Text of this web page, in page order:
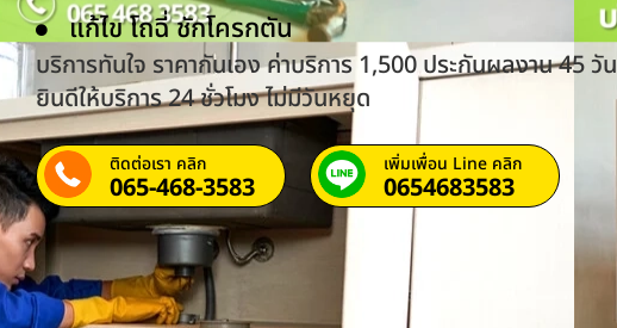
แก้ไข โถฉี่ ชักโครกตัน
บริการทันใจ ราคากันเอง ค่าบริการ 1,500 ประกันผลงาน 45 วัน
ยินดีให้บริการ 24 ชั่วโมง ไม่มีวันหยุด
ติดต่อเรา คลิก
065-468-3583
เพิ่มเพื่อน Line คลิก
0654683583